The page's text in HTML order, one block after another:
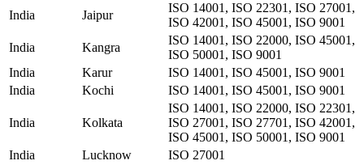
India
Jaipur
ISO 14001, ISO 22301, ISO 27001,
ISO 42001, ISO 45001, ISO 9001
India
Kangra
ISO 14001, ISO 22000, ISO 45001,
ISO 50001, ISO 9001
India
Karur
ISO 14001, ISO 45001, ISO 9001
India
Kochi ISO 14001, ISO 45001, ISO 9001
India Kolkata
ISO 14001, ISO 22000, ISO 22301,
ISO 27001, ISO 27701, ISO 42001,
ISO 45001, ISO 50001, ISO 9001
India
Lucknow
ISO 27001